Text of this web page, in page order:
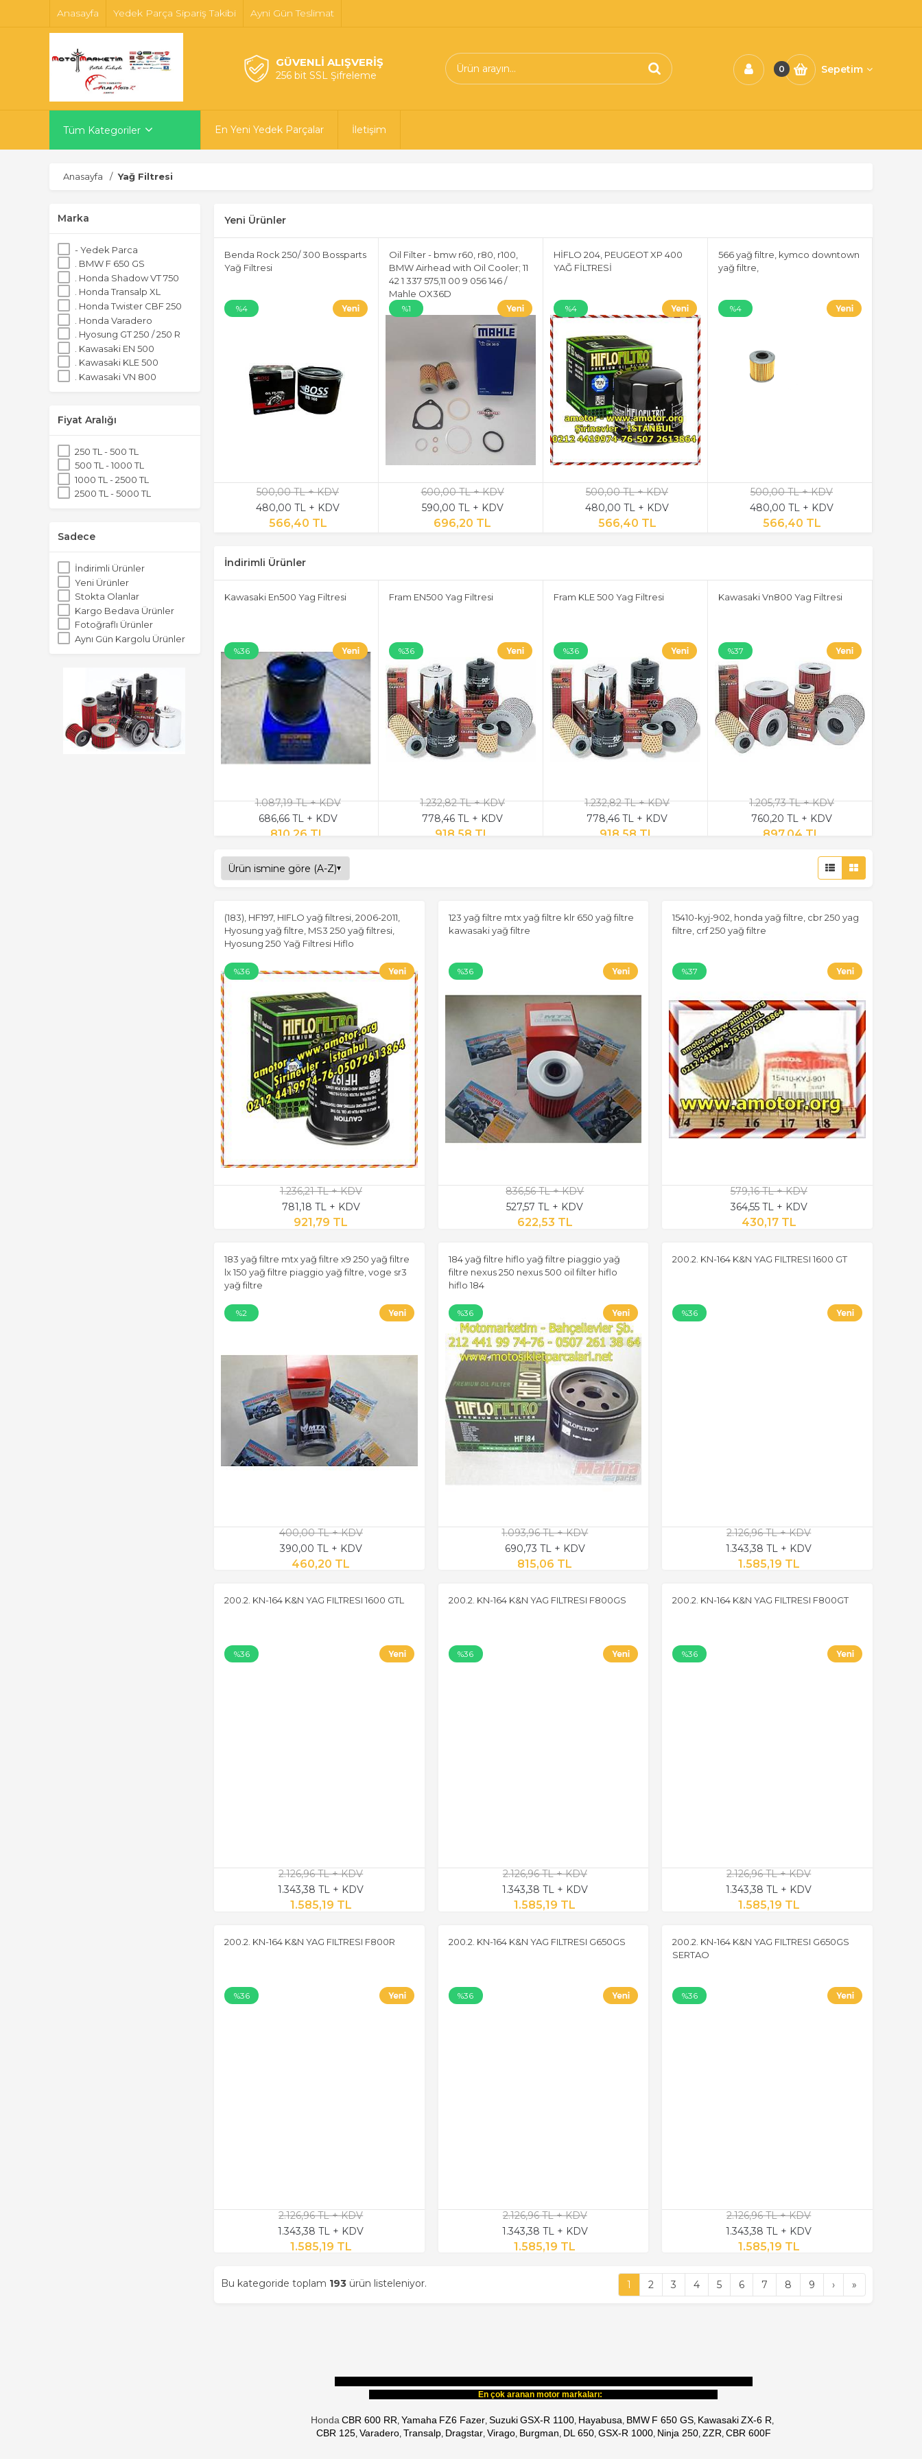
Anasayfa Yedek Parça Sipariş Takibi Ayni Gün Teslimat
GÜVENLİ ALIŞVERİŞ
256 bit SSL Şifreleme
0 Sepetim
Tüm Kategoriler En Yeni Yedek Parçalar İletişim
Anasayfa Yağ Filtresi
Marka
- Yedek Parca
. BMW F 650 GS
. Honda Shadow VT 750
. Honda Transalp XL
. Honda Twister CBF 250
. Honda Varadero
. Hyosung GT 250 / 250 R
. Kawasaki EN 500
. Kawasaki KLE 500
. Kawasaki VN 800
. Suzuki DL 650
. Suzuki GS 500E
. Suzuki GSR 600
. Suzuki GSX-R 1000
. Suzuki GSX-R 600
. Suzuki Intruder VL800
. Yamaha Majesty YP400
. Yamaha TDM 850 / 900
. Yamaha Virago XV250
. Yamaha XT 600 / 660
. Yamaha YZF-R1
. Yamaha YZF-R6
ngk
PROSEV
Statör
VLM
Fiyat Aralığı
250 TL - 500 TL
500 TL - 1000 TL
1000 TL - 2500 TL
2500 TL - 5000 TL
Sadece
İndirimli Ürünler
Yeni Ürünler
Stokta Olanlar
Kargo Bedava Ürünler
Fotoğraflı Ürünler
Aynı Gün Kargolu Ürünler
Yeni Ürünler
Benda Rock 250/ 300 Bossparts
Yağ Filtresi
%4
500,00 TL + KDV
480,00 TL + KDV
566,40 TL
Oil Filter - bmw r60, r80, r100,
BMW Airhead with Oil Cooler; 11
42 1 337 575,11 00 9 056 146 /
Mahle OX36D
%1
600,00 TL + KDV
590,00 TL + KDV
696,20 TL
HİFLO 204, PEUGEOT XP 400
YAĞ FİLTRESİ
%4
500,00 TL + KDV
480,00 TL + KDV
566,40 TL
566 yağ filtre, kymco downtown
yağ filtre,
%4
500,00 TL + KDV
480,00 TL + KDV
566,40 TL
İndirimli Ürünler
Kawasaki En500 Yag Filtresi
%36
1.087,19 TL + KDV
686,66 TL + KDV
810,26 TL
Fram EN500 Yag Filtresi
%36
1.232,82 TL + KDV
778,46 TL + KDV
918,58 TL
Fram KLE 500 Yag Filtresi
%36
1.232,82 TL + KDV
778,46 TL + KDV
918,58 TL
Kawasaki Vn800 Yag Filtresi
%37
1.205,73 TL + KDV
760,20 TL + KDV
897,04 TL
(183), HF197, HIFLO yağ filtresi, 2006-2011,
Hyosung yağ filtre, MS3 250 yağ filtresi,
Hyosung 250 Yağ Filtresi Hiflo
%36
1.236,21 TL + KDV
781,18 TL + KDV
921,79 TL
123 yağ filtre mtx yağ filtre klr 650 yağ filtre
kawasaki yağ filtre
%36
836,56 TL + KDV
527,57 TL + KDV
622,53 TL
15410-kyj-902, honda yağ filtre, cbr 250 yag
filtre, crf 250 yağ filtre
%37
579,16 TL + KDV
364,55 TL + KDV
430,17 TL
183 yağ filtre mtx yağ filtre x9 250 yağ filtre
lx 150 yağ filtre piaggio yağ filtre, voge sr3
yağ filtre
%2
400,00 TL + KDV
390,00 TL + KDV
460,20 TL
184 yağ filtre hiflo yağ filtre piaggio yağ
filtre nexus 250 nexus 500 oil filter hiflo
hiflo 184
%36
1.093,96 TL + KDV
690,73 TL + KDV
815,06 TL
200.2. KN-164 K&N YAG FILTRESI 1600 GT
%36
2.126,96 TL + KDV
1.343,38 TL + KDV
1.585,19 TL
200.2. KN-164 K&N YAG FILTRESI 1600 GTL
%36
2.126,96 TL + KDV
1.343,38 TL + KDV
1.585,19 TL
200.2. KN-164 K&N YAG FILTRESI F800GS
%36
2.126,96 TL + KDV
1.343,38 TL + KDV
1.585,19 TL
200.2. KN-164 K&N YAG FILTRESI F800GT
%36
2.126,96 TL + KDV
1.343,38 TL + KDV
1.585,19 TL
200.2. KN-164 K&N YAG FILTRESI F800R
%36
2.126,96 TL + KDV
1.343,38 TL + KDV
1.585,19 TL
200.2. KN-164 K&N YAG FILTRESI G650GS
%36
2.126,96 TL + KDV
1.343,38 TL + KDV
1.585,19 TL
200.2. KN-164 K&N YAG FILTRESI G650GS
SERTAO
%36
2.126,96 TL + KDV
1.343,38 TL + KDV
1.585,19 TL
Bu kategoride toplam 193 ürün listeleniyor. 1 2 3 4 5 6 7 8 9 › »
En çok aranan motor markaları:
Honda CBR 600 RR, Yamaha FZ6 Fazer, SuzukiGSX-R 1100, Hayabusa, BMW F 650 GS, KawasakiZX-6 R,
CBR 125, Varadero, Transalp, Dragstar, Virago, Burgman, DL 650, GSX-R 1000, Ninja 250, ZZR, CBR 600F